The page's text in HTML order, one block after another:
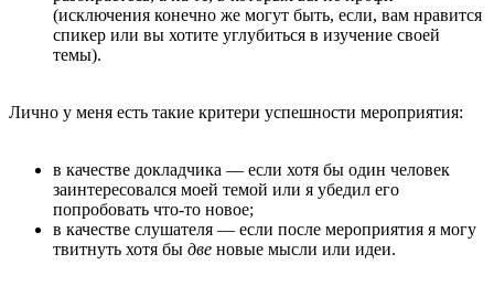
(исключения конечно же могут быть, если, вам нравится
спикер или вы хотите углубиться в изучение своей
темы).
Лично у меня есть такие критери успешности мероприятия:
в качестве докладчика — если хотя бы один человек
заинтересовался моей темой или я убедил его
попробовать что-то новое;
в качестве слушателя — если после мероприятия я могу
твитнуть хотя бы две новые мысли или идеи.